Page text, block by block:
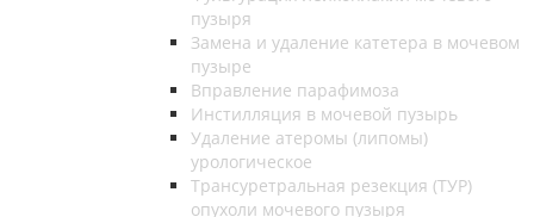
пузыря
Замена и удаление катетера в мочевом
пузыре
Вправление парафимоза
Инстилляция в мочевой пузырь
Удаление атеромы (липомы)
урологическое
Трансуретральная резекция (ТУР)
опухоли мочевого пузыря